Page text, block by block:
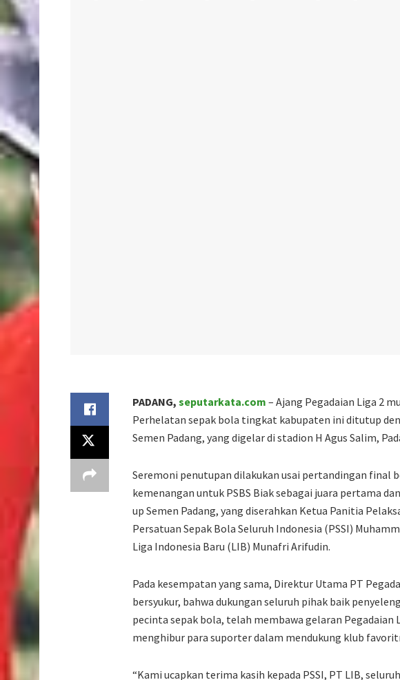
PADANG, seputarkata.com – Ajang Pegadaian Liga 2
Perhelatan sepak bola tingkat kabupaten ini ditutup
Semen Padang, yang digelar di stadion H Agus Salim,
Seremoni penutupan dilakukan usai pertandingan final
kemenangan untuk PSBS Biak sebagai juara pertama
up Semen Padang, yang diserahkan Ketua Panitia
Persatuan Sepak Bola Seluruh Indonesia (PSSI)
Liga Indonesia Baru (LIB) Munafri Arifudin.
Pada kesempatan yang sama, Direktur Utama PT
bersyukur, bahwa dukungan seluruh pihak baik
pecinta sepak bola, telah membawa gelaran Pegadaian
menghibur para suporter dalam mendukung klub
“Kami ucapkan terima kasih kepada PSSI, PT LIB,